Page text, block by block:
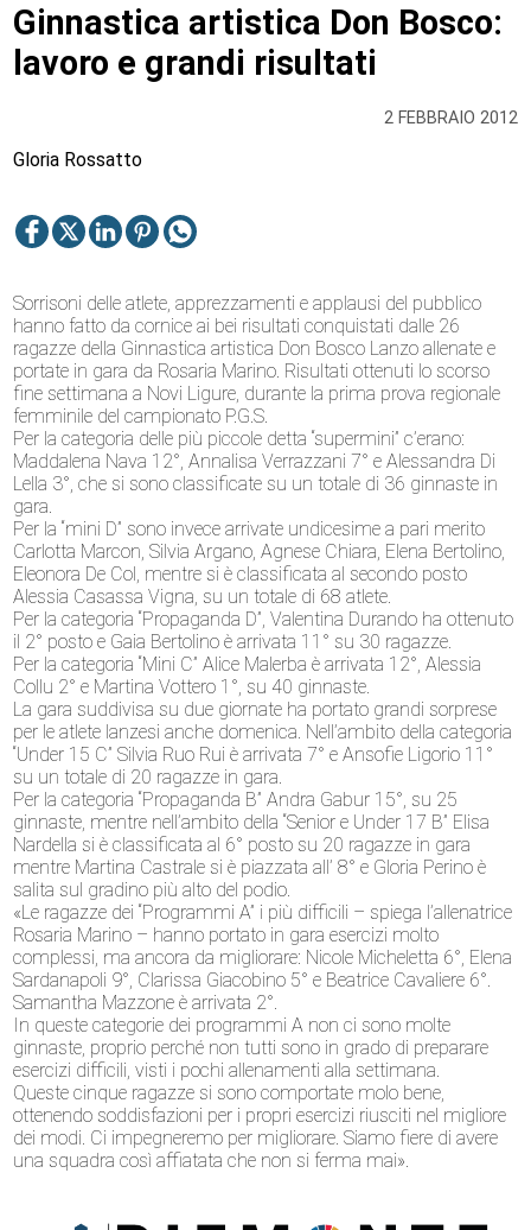
2 FEBBRAIO 2012
Ginnastica artistica Don Bosco:
lavoro e grandi risultati
Gloria Rossatto
Sorrisoni delle atlete, apprezzamenti e applausi del pubblico
hanno fatto da cornice ai bei risultati conquistati dalle 26
ragazze della Ginnastica artistica Don Bosco Lanzo allenate e
portate in gara da Rosaria Marino. Risultati ottenuti lo scorso
fine settimana a Novi Ligure, durante la prima prova regionale
femminile del campionato P.G.S.
Per la categoria delle più piccole detta “supermini” c’erano:
Maddalena Nava 12°, Annalisa Verrazzani 7° e Alessandra Di
Lella 3°, che si sono classificate su un totale di 36 ginnaste in
gara.
Per la “mini D” sono invece arrivate undicesime a pari merito
Carlotta Marcon, Silvia Argano, Agnese Chiara, Elena Bertolino,
Eleonora De Col, mentre si è classificata al secondo posto
Alessia Casassa Vigna, su un totale di 68 atlete.
Per la categoria “Propaganda D”, Valentina Durando ha ottenuto
il 2° posto e Gaia Bertolino è arrivata 11° su 30 ragazze.
Per la categoria “Mini C” Alice Malerba è arrivata 12°, Alessia
Collu 2° e Martina Vottero 1°, su 40 ginnaste.
La gara suddivisa su due giornate ha portato grandi sorprese
per le atlete lanzesi anche domenica. Nell’ambito della categoria
“Under 15 C” Silvia Ruo Rui è arrivata 7° e Ansofie Ligorio 11°
su un totale di 20 ragazze in gara.
Per la categoria “Propaganda B” Andra Gabur 15°, su 25
ginnaste, mentre nell’ambito della “Senior e Under 17 B” Elisa
Nardella si è classificata al 6° posto su 20 ragazze in gara
mentre Martina Castrale si è piazzata all’ 8° e Gloria Perino è
salita sul gradino più alto del podio.
«Le ragazze dei “Programmi A” i più difficili – spiega l’allenatrice
Rosaria Marino – hanno portato in gara esercizi molto
complessi, ma ancora da migliorare: Nicole Micheletta 6°, Elena
Sardanapoli 9°, Clarissa Giacobino 5° e Beatrice Cavaliere 6°.
Samantha Mazzone è arrivata 2°.
In queste categorie dei programmi A non ci sono molte
ginnaste, proprio perché non tutti sono in grado di preparare
esercizi difficili, visti i pochi allenamenti alla settimana.
Queste cinque ragazze si sono comportate molo bene,
ottenendo soddisfazioni per i propri esercizi riusciti nel migliore
dei modi. Ci impegneremo per migliorare. Siamo fiere di avere
una squadra così affiatata che non si ferma mai».